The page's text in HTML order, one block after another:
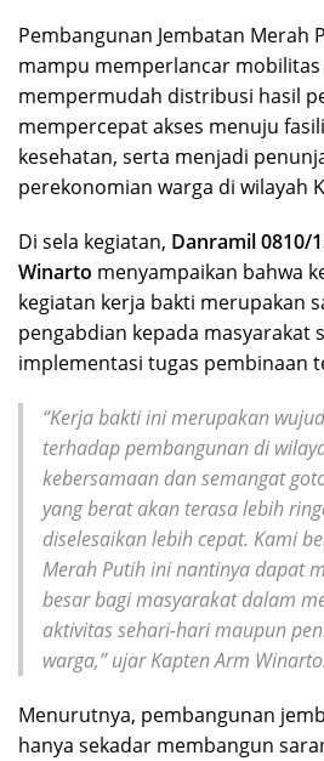
Pembangunan Jembatan Merah
mampu memperlancar mobilitas
mempermudah distribusi hasil
mempercepat akses menuju
kesehatan, serta menjadi
perekonomian warga di wilayah
Di sela kegiatan, Danramil 0810/
Winarto menyampaikan bahwa
kegiatan kerja bakti merupakan
pengabdian kepada masyarakat
implementasi tugas pembinaan
“Kerja bakti ini merupakan
terhadap pembangunan di
kebersamaan dan semangat
yang berat akan terasa lebih
diselesaikan lebih cepat. Kami
Merah Putih ini nantinya dapat
besar bagi masyarakat dalam
aktivitas sehari-hari maupun
warga,” ujar Kapten Arm Winarto.
Menurutnya, pembangunan
hanya sekadar membangun